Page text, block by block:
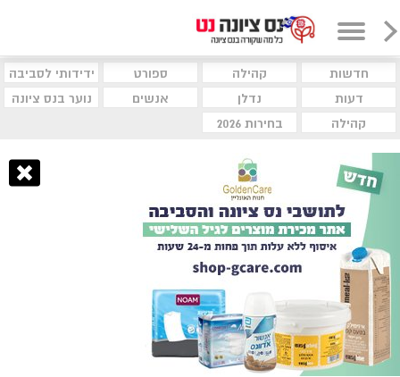
חדשות קהילה ספורט
ידידותי לסביבה
דעות
נדלן אנשים
נוער בנס ציונה
קהילה
בחירות 2026